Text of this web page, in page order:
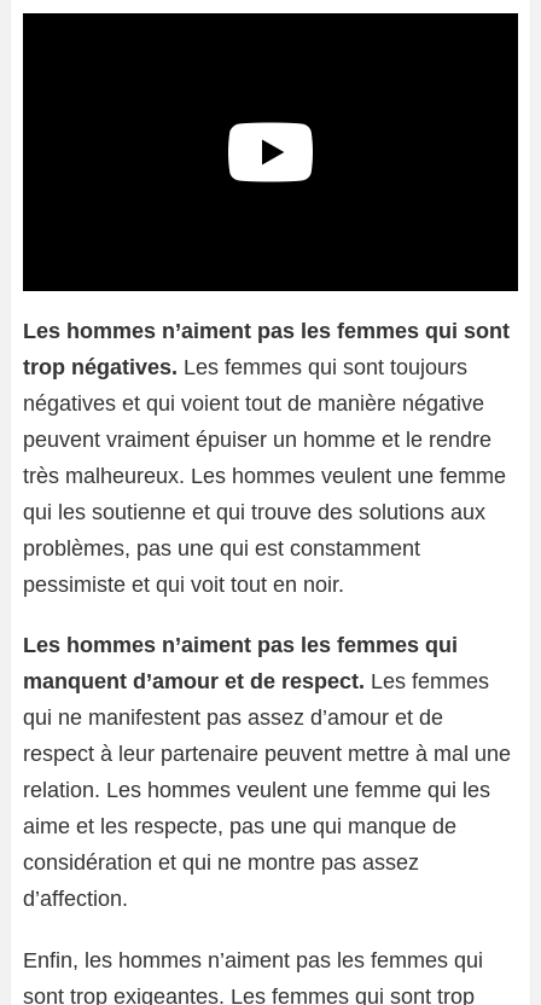
Les hommes n’aiment pas les femmes qui sont
trop négatives. Les femmes qui sont toujours
négatives et qui voient tout de manière négative
peuvent vraiment épuiser un homme et le rendre
très malheureux. Les hommes veulent une femme
qui les soutienne et qui trouve des solutions aux
problèmes, pas une qui est constamment
pessimiste et qui voit tout en noir.
Les hommes n’aiment pas les femmes qui
manquent d’amour et de respect. Les femmes
qui ne manifestent pas assez d’amour et de
respect à leur partenaire peuvent mettre à mal une
relation. Les hommes veulent une femme qui les
aime et les respecte, pas une qui manque de
considération et qui ne montre pas assez
d’affection.
Enfin, les hommes n’aiment pas les femmes qui
sont trop exigeantes. Les femmes qui sont trop